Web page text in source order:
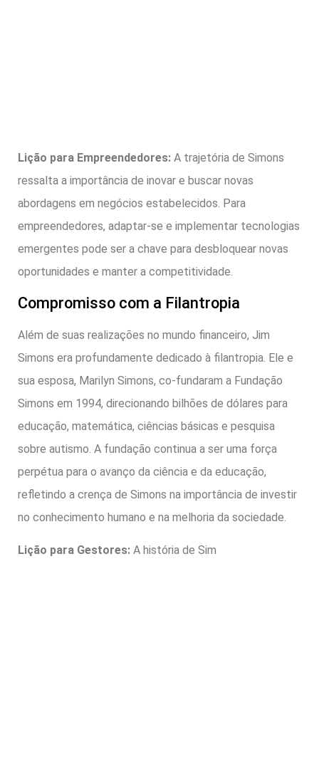
Lição para Empreendedores: A trajetória de Simons
ressalta a importância de inovar e buscar novas
abordagens em negócios estabelecidos. Para
empreendedores, adaptar-se e implementar tecnologias
emergentes pode ser a chave para desbloquear novas
oportunidades e manter a competitividade.
Compromisso com a Filantropia
Além de suas realizações no mundo financeiro, Jim
Simons era profundamente dedicado à filantropia. Ele e
sua esposa, Marilyn Simons, co-fundaram a Fundação
Simons em 1994, direcionando bilhões de dólares para
educação, matemática, ciências básicas e pesquisa
sobre autismo. A fundação continua a ser uma força
perpétua para o avanço da ciência e da educação,
refletindo a crença de Simons na importância de investir
no conhecimento humano e na melhoria da sociedade.
Lição para Gestores: A história de Sim